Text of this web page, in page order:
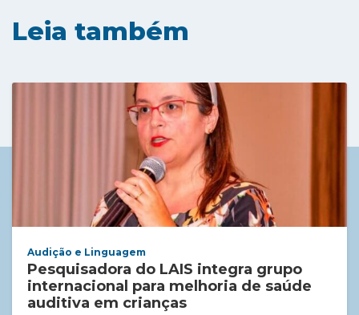
Leia também
Audição e Linguagem
Pesquisadora do LAIS integra grupo
internacional para melhoria de saúde
auditiva em crianças